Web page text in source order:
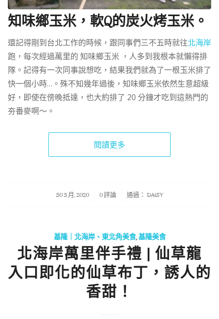
知味鄉玉米，軟Q的炭火烤玉米。
還記得剛到台北工作的時候，跟同事們三不五時就往北海岸
跑，每次經過萬里的 知味鄉玉米 ，人多到我根本就懶得排
隊。記得有一次同事說想吃，結果我們就為了一根玉米排了
快一個小時…。殊不知幾年過後，知味鄉玉米依然生意超級
好，即使在傍晚抵達，也大約排了 20 分鐘才吃到這熱門的
夯番麥啊～。
閱讀更多
30 3 月, 2020
/ 0 評論 通過： DAISY
基隆｜北海岸、東北角美食,基隆美食
北海岸萬里伴手禮 | 仙草龍
入口即化的仙草布丁，誘人的
香甜！